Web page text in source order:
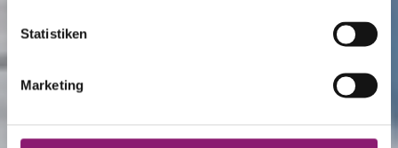
Statistiken
Marketing
Saalbach Hinterglemm